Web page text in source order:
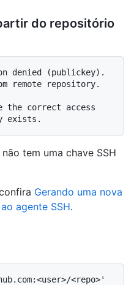
do repositório
denied (publickey).
remote repository.
the correct access
tem uma chave SSH
Gerando uma nova
agente SSH.
<repo>'